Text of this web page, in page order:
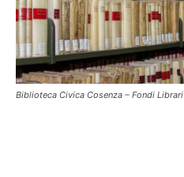
Biblioteca Civica Cosenza – Fondi Librari